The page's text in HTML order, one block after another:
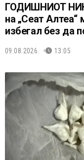
ГОДИШНИОТ
на „Сеат Алтеа“
избегал без да
09.08.2026. 13:05